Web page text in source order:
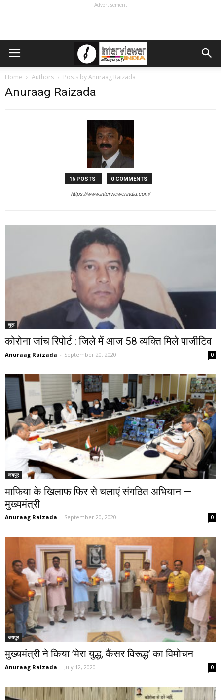
Advertisement
Home Authors Posts by Anuraag Raizada
Anuraag Raizada
16 POSTS 0 COMMENTS
https://www.interviewerindia.com/
चूरू
कोरोना जांच रिपोर्ट : जिले में आज 58 व्यक्ति मिले पाजीटिव
Anuraag Raizada - September 20, 2020 0
जयपुर
माफिया के खिलाफ फिर से चलाएं संगठित अभियान —
मुख्यमंत्री
Anuraag Raizada - September 20, 2020 0
जयपुर
मुख्यमंत्री ने किया ’मेरा युद्ध, कैंसर विरूद्ध’ का विमोचन
Anuraag Raizada - July 12, 2020 0